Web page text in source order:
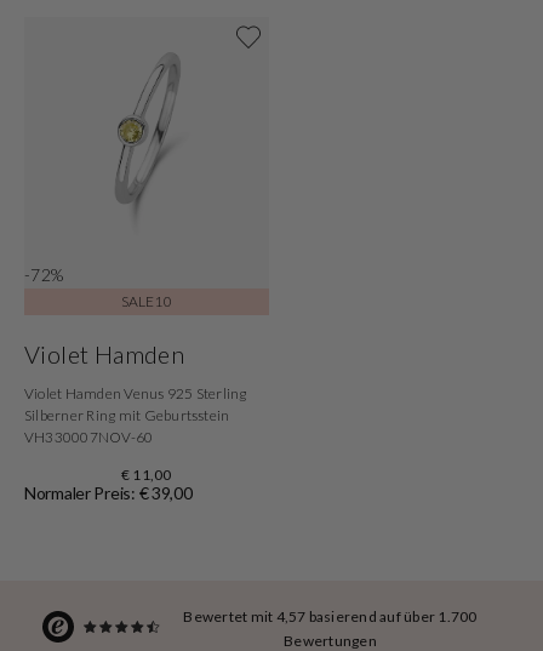
Bewertet mit 4,57 basierend auf über 1.700
Bewertungen
-72%
SALE10
Violet Hamden
Violet Hamden Venus 925 Sterling
Silberner Ring mit Geburtsstein
VH330007NOV-60
€ 11,00
Normaler Preis: € 39,00